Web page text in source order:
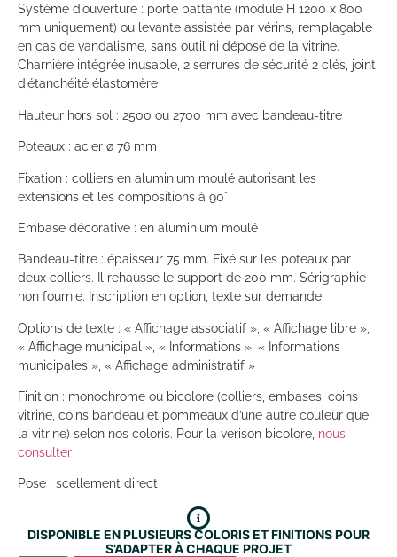
Système d’ouverture : porte battante (module H 1200 x 800
mm uniquement) ou levante assistée par vérins, remplaçable
en cas de vandalisme, sans outil ni dépose de la vitrine.
Charnière intégrée inusable, 2 serrures de sécurité 2 clés, joint
d’étanchéité élastomère
Hauteur hors sol : 2500 ou 2700 mm avec bandeau-titre
Poteaux : acier ø 76 mm
Fixation : colliers en aluminium moulé autorisant les
extensions et les compositions à 90°
Embase décorative : en aluminium moulé
Bandeau-titre : épaisseur 75 mm. Fixé sur les poteaux par
deux colliers. Il rehausse le support de 200 mm. Sérigraphie
non fournie. Inscription en option, texte sur demande
Options de texte : « Affichage associatif », « Affichage libre »,
« Affichage municipal », « Informations », « Informations
municipales », « Affichage administratif »
Finition : monochrome ou bicolore (colliers, embases, coins
vitrine, coins bandeau et pommeaux d’une autre couleur que
la vitrine) selon nos coloris. Pour la verison bicolore, nous
consulter
Pose : scellement direct
DISPONIBLE EN PLUSIEURS COLORIS ET FINITIONS POUR
S’ADAPTER À CHAQUE PROJET